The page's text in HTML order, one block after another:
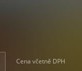
Cena včetně DPH